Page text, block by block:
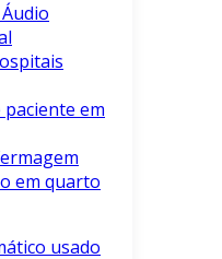
paciente em
em quarto
usado